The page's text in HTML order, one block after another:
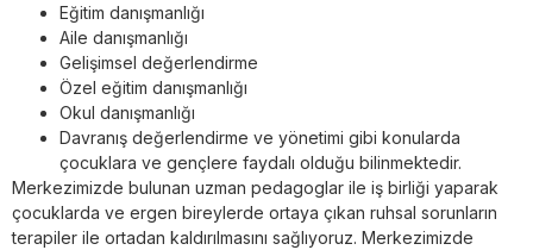
Eğitim danışmanlığı
Aile danışmanlığı
Gelişimsel değerlendirme
Özel eğitim danışmanlığı
Okul danışmanlığı
Davranış değerlendirme ve yönetimi gibi konularda
çocuklara ve gençlere faydalı olduğu bilinmektedir.
Merkezimizde bulunan uzman pedagoglar ile iş birliği yaparak
çocuklarda ve ergen bireylerde ortaya çıkan ruhsal sorunların
terapiler ile ortadan kaldırılmasını sağlıyoruz. Merkezimizde